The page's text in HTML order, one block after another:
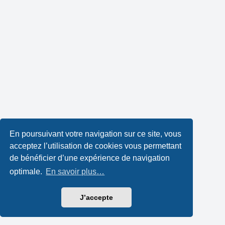
En poursuivant votre navigation sur ce site, vous
acceptez l’utilisation de cookies vous permettant
de bénéficier d’une expérience de navigation
optimale. En savoir plus…
J’accepte